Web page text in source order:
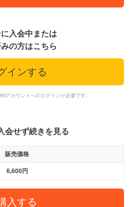
入会中または
の方はこちら
インする
アカウントへのログインが必要です。
会せず続きを見る
販売価格
6,600円
入する